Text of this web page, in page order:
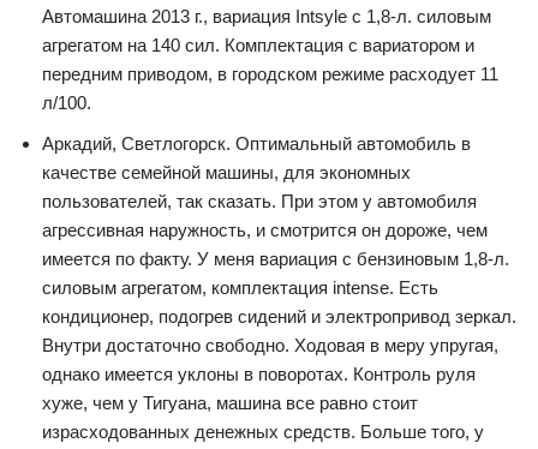
Автомашина 2013 г., вариация Intsyle с 1,8-л. силовым
агрегатом на 140 сил. Комплектация с вариатором и
передним приводом, в городском режиме расходует 11
л/100.
Аркадий, Светлогорск. Оптимальный автомобиль в
качестве семейной машины, для экономных
пользователей, так сказать. При этом у автомобиля
агрессивная наружность, и смотрится он дороже, чем
имеется по факту. У меня вариация с бензиновым 1,8-л.
силовым агрегатом, комплектация intense. Есть
кондиционер, подогрев сидений и электропривод зеркал.
Внутри достаточно свободно. Ходовая в меру упругая,
однако имеется уклоны в поворотах. Контроль руля
хуже, чем у Тигуана, машина все равно стоит
израсходованных денежных средств. Больше того, у